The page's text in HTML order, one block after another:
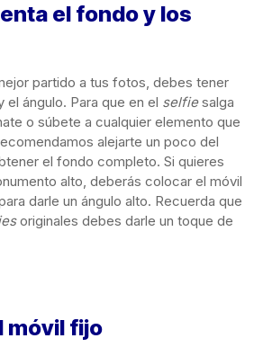
el fondo y los
partido a tus fotos, debes tener
ángulo. Para que en el selfiesalga
o súbete a cualquier elemento que
alejarte un poco del
el fondo completo. Si quieres
alto, deberás colocar el móvil
darle un ángulo alto. Recuerda que
originales debes darle un toque de
móvil fijo